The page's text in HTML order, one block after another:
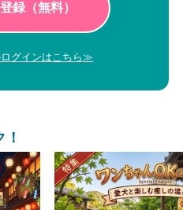
録（無料）
グインはこちら≫